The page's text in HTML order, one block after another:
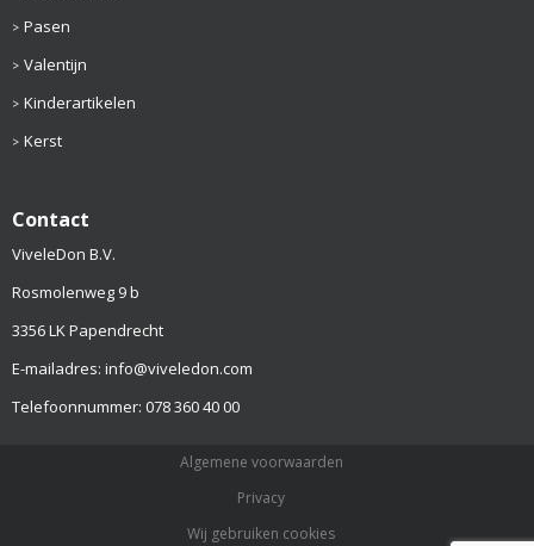
Pasen
Valentijn
Kinderartikelen
Kerst
Contact
ViveleDon B.V.
Rosmolenweg 9 b
3356 LK Papendrecht
E-mailadres: info@viveledon.com
Telefoonnummer: 078 360 40 00
Algemene voorwaarden
Privacy
Wij gebruiken cookies